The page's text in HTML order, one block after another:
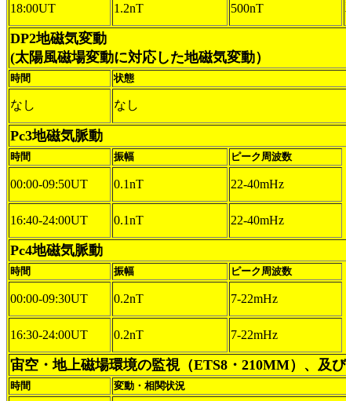
18:00UT 1.2nT 500nT
DP2地磁気変動
(太陽風磁場変動に対応した地磁気変動）
時間 状態
なし なし
Pc3地磁気脈動
時間 振幅 ピーク周波数
00:00-09:50UT 0.1nT 22-40mHz
16:40-24:00UT 0.1nT 22-40mHz
Pc4地磁気脈動
時間 振幅 ピーク周波数
00:00-09:30UT 0.2nT 7-22mHz
16:30-24:00UT 0.2nT 7-22mHz
宙空・地上磁場環境の監視（ETS8・210MM）、及
時間 変動・相関状況